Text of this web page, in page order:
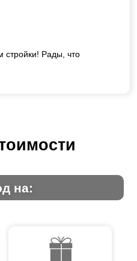
стройки! Рады, что
на: